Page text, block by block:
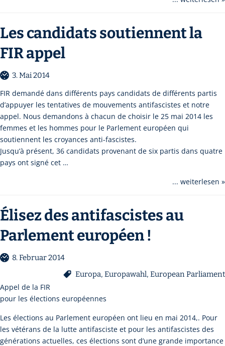
Les candidats soutiennent la
FIR appel
3. Mai 2014
FIR demandé dans différents pays candidats de différents partis
d’appuyer les tentatives de mouvements antifascistes et notre
appel. Nous demandons à chacun de choisir le 25 mai 2014 les
femmes et les hommes pour le Parlement européen qui
soutiennent les croyances anti-fascistes.
Jusqu’à présent, 36 candidats provenant de six partis dans quatre
pays ont signé cet …
... weiterlesen »
Élisez des antifascistes au
Parlement européen !
8. Februar 2014
Europa, Europawahl, European Parliament
Appel de la FIR
pour les élections européennes
Les élections au Parlement européen ont lieu en mai 2014,. Pour
les vétérans de la lutte antifasciste et pour les antifascistes des
générations actuelles, ces élections sont d’une grande importance